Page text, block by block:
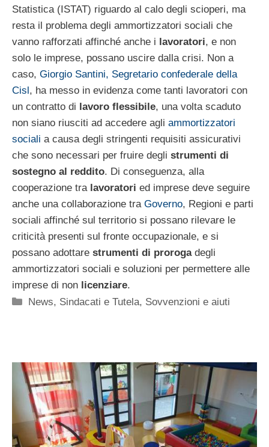
Statistica (ISTAT) riguardo al calo degli scioperi, ma
resta il problema degli ammortizzatori sociali che
vanno rafforzati affinché anche i lavoratori, e non
solo le imprese, possano uscire dalla crisi. Non a
caso, Giorgio Santini, Segretario confederale della
Cisl , ha messo in evidenza come tanti lavoratori con
un contratto di lavoro flessibile, una volta scaduto
non siano riusciti ad accedere agli ammortizzatori
sociali a causa degli stringenti requisiti assicurativi
che sono necessari per fruire degli strumenti di
sostegno al reddito. Di conseguenza, alla
cooperazione tralavoratori ed imprese deve seguire
anche una collaborazione tra Governo, Regioni e parti
sociali affinché sul territorio si possano rilevare le
criticità presenti sul fronte occupazionale, e si
possano adottare strumenti di prorogadegli
ammortizzatori sociali e soluzioni per permettere alle
imprese di non licenziare.
Categorie
News, Sindacati e Tutela, Sovvenzioni e aiuti